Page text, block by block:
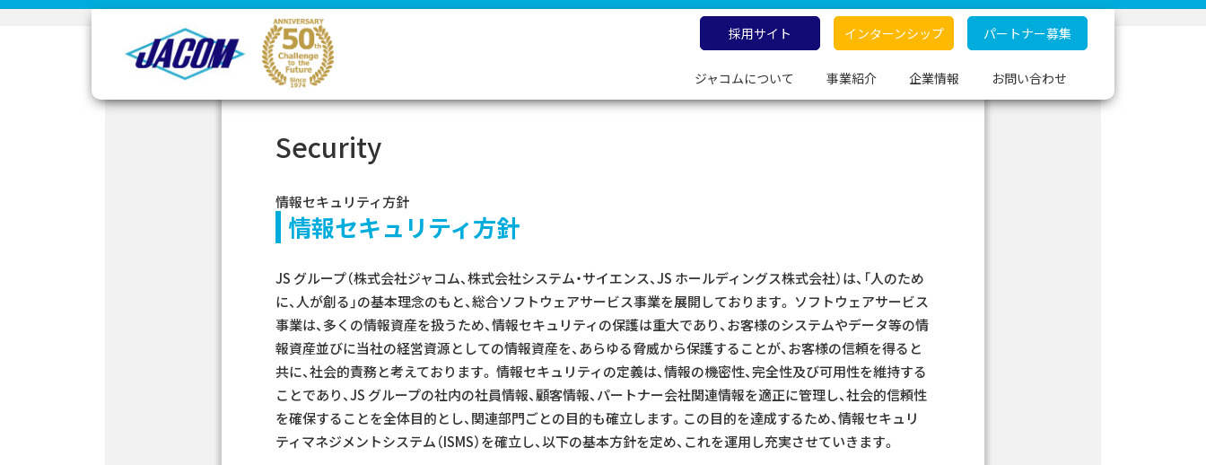
コ
ナ
採用サイト インターンシップ パートナー募集
ジャコムについて 事業紹介 企業情報 お問い合わせ
Home 企業情報 CSR 活動 情報セキュリティ方針
Security
情報セキュリティ方針
情報セキュリティ方針
JS グループ（株式会社ジャコム、株式会社システム・サイエンス、JS ホールディングス株式会社）は、「人のため
に、人が創る」の基本理念のもと、総合ソフトウェアサービス事業を展開しております。 ソフトウェアサービス
事業は、多くの情報資産を扱うため、情報セキュリティの保護は重大であり、お客様のシステムやデータ等の情
報資産並びに当社の経営資源としての情報資産を、あらゆる脅威から保護することが、お客様の信頼を得ると
共に、社会的責務と考えております。 情報セキュリティの定義は、情報の機密性、完全性及び可用性を維持する
ことであり、JS グループの社内の社員情報、顧客情報、パートナー会社関連情報を適正に管理し、社会的信頼性
を確保することを全体目的とし、関連部門ごとの目的も確立します。この目的を達成するため、情報セキュリ
ティマネジメントシステム（ISMS）を確立し、以下の基本方針を定め、これを運用し充実させていきます。